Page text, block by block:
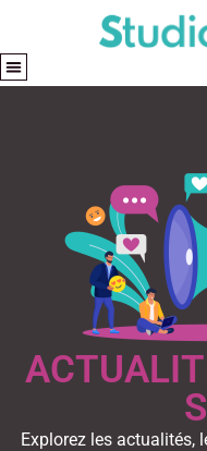
Explorez les actualités,